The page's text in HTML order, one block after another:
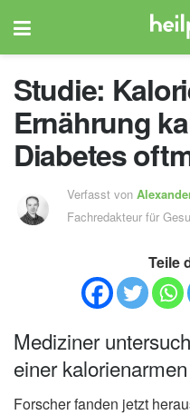
Studie:
Ernährung
Diabetes
Verfasst von
Fachredakteur für
Teile
Mediziner
einer
Forscher fanden jetzt